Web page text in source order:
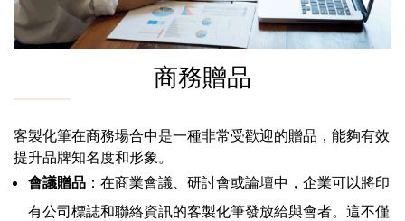
商務贈品
客製化筆在商務場合中是一種非常受歡迎的贈品，能夠有效
提升品牌知名度和形象。
會議贈品 ：在商業會議、研討會或論壇中，企業可以將印
有公司標誌和聯絡資訊的客製化筆發放給與會者。這不僅